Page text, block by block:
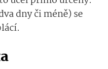
dny či méně) se